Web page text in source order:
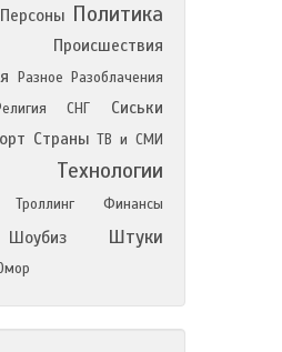
Персоны Политика
Происшествия
Разное Разоблачения
СНГ
Сиськи
Страны ТВ и СМИ
Технологии
Троллинг Финансы
Шоубиз Штуки